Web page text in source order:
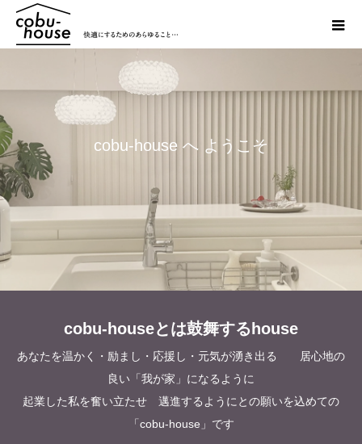
cobu-house へ よ う こ そ
cobu-houseとは鼓舞するhouse
あなたを温かく・励まし・応援し・元気が湧き出る 居心地の
良い「我が家」になるように
起業した私を奮い立たせ 邁進するようにとの願いを込めての
「cobu-house」です